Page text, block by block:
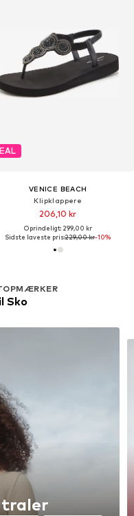
VENICE BEACH
Klipklappere
206,10 kr
Oprindeligt: 299,00 kr
Sidste laveste pris:229,00 kr-10%
Sko